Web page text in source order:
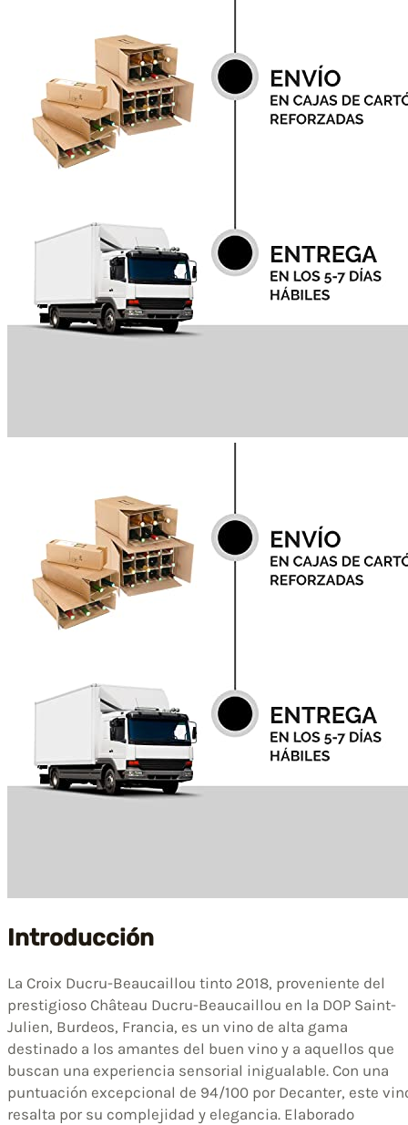
Introducción
La Croix Ducru-Beaucaillou tinto 2018, proveniente del
prestigioso Château Ducru-Beaucaillou en la DOP Saint-
Julien, Burdeos, Francia, es un vino de alta gama
destinado a los amantes del buen vino y a aquellos que
buscan una experiencia sensorial inigualable. Con una
puntuación excepcional de 94/100 por Decanter, este
resalta por su complejidad y elegancia. Elaborado